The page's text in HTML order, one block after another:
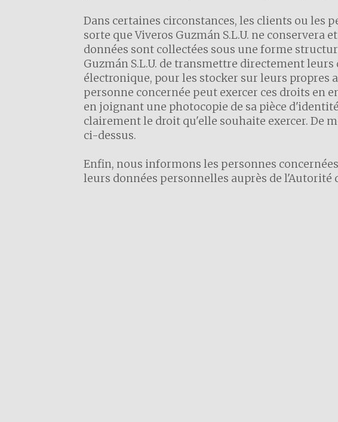
Dans certaines circonstances, les clients ou
sorte que Viveros Guzmán S.L.U. ne conservera
données sont collectées sous une forme
Guzmán S.L.U. de transmettre directement
électronique, pour les stocker sur leurs propres
personne concernée peut exercer ces droits en
en joignant une photocopie de sa pièce
clairement le droit qu'elle souhaite exercer. De
ci-dessus.
Enfin, nous informons les personnes
leurs données personnelles auprès de l'Autorité